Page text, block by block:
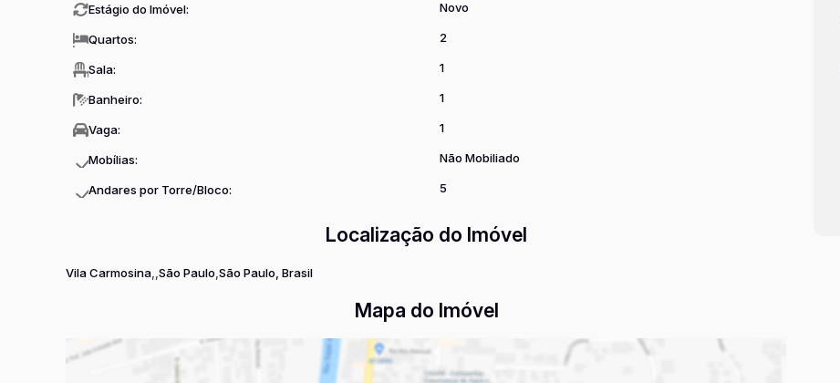
Estágio do Imóvel: Novo
Quartos: 2
Sala: 1
Banheiro: 1
Vaga: 1
Mobílias: Não Mobiliado
Andares por Torre/Bloco: 5
Localização do Imóvel
Vila Carmosina São Paulo São Paulo, Brasil
Mapa do Imóvel